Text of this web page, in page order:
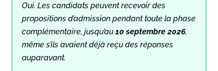
Oui. Les candidats peuvent recevoir des
propositions d’admission pendant toute la phase
complémentaire, jusqu’au 10 septembre 2026,
même s’ils avaient déjà reçu des réponses
auparavant.